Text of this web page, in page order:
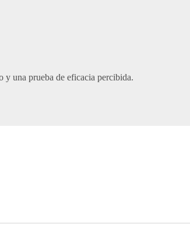
y una prueba de eficacia percibida.